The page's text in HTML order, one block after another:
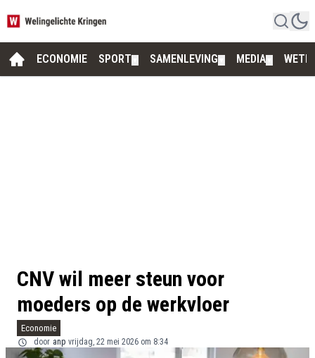
ECONOMIE SPORT SAMENLEVING MEDIA
CNV wil meer steun voor
moeders op de werkvloer
Economie
door anp vrijdag, 22 mei 2026 om 8:34